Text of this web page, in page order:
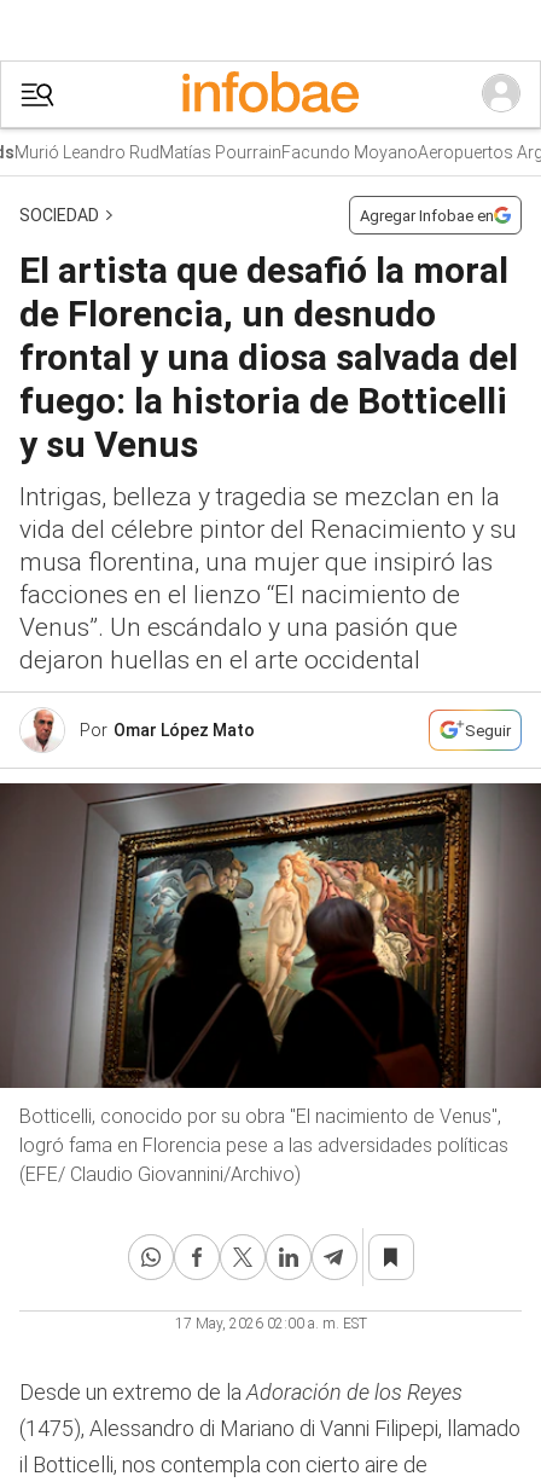
Leandro RudMatías PourrainFacundo MoyanoAeropuertos
SOCIEDAD Agregar Infobae en
El artista que desafió la moral
de Florencia, un desnudo
frontal y una diosa salvada del
fuego: la historia de Botticelli
y su Venus
Intrigas, belleza y tragedia se mezclan en la
vida del célebre pintor del Renacimiento y su
musa florentina, una mujer que insipiró las
facciones en el lienzo “El nacimiento de
Venus”. Un escándalo y una pasión que
dejaron huellas en el arte occidental
Por Omar López Mato Seguir
Botticelli, conocido por su obra "El nacimiento de Venus",
logró fama en Florencia pese a las adversidades políticas
(EFE/ Claudio Giovannini/Archivo)
17 May, 2026 02:00 a. m. EST
Desde un extremo de la Adoración de los Reyes
(1475), Alessandro di Mariano di Vanni Filipepi, llamado
il Botticelli, nos contempla con cierto aire de